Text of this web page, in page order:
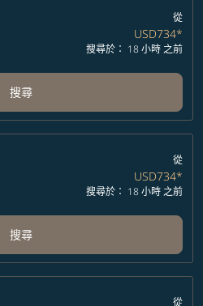
從
USD734*
搜尋於： 18 小時 之前
搜尋
從
USD734*
搜尋於： 18 小時 之前
搜尋
從